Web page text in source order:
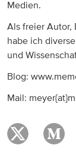
Medien.
Als freier Autor,
habe ich
und
Blog:
Mail: